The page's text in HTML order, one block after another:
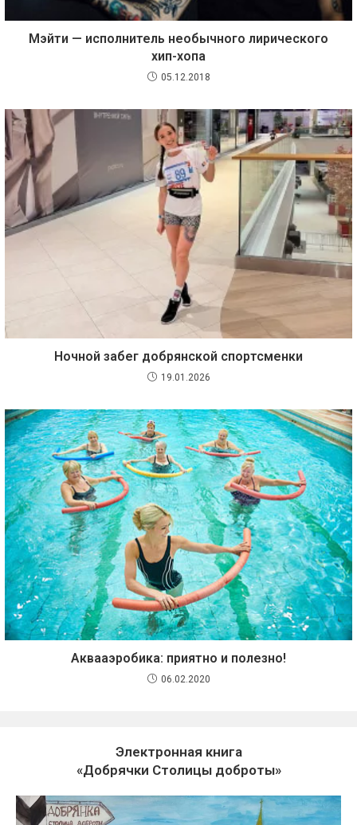
Мэйти — исполнитель необычного лирического
хип-хопа
05.12.2018
Ночной забег добрянской спортсменки
19.01.2026
Аквааэробика: приятно и полезно!
06.02.2020
Электронная книга
«Добрячки Столицы доброты»